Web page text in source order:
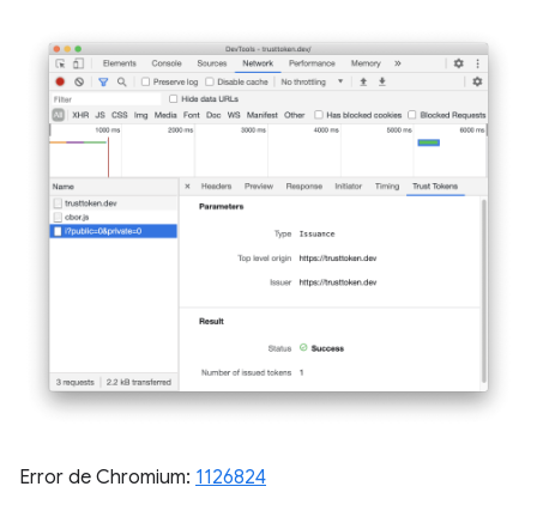
Error de Chromium: 1126824